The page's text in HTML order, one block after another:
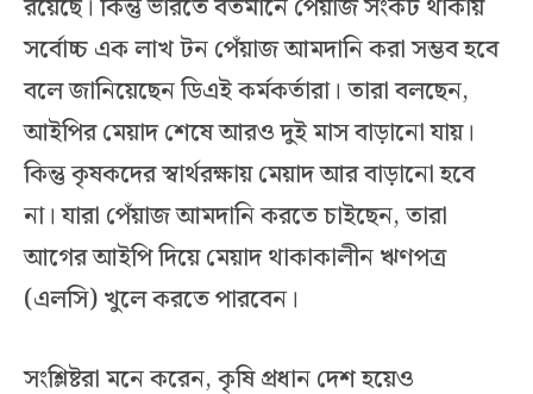
রয়েছে। কিন্তু ভারতে বর্তমানে পেঁয়াজ সংকট থাকায়
সর্বোচ্চ এক লাখ টন পেঁয়াজ আমদানি করা সম্ভব হবে
বলে জানিয়েছেন ডিএই কর্মকর্তারা। তারা বলছেন,
আইপির মেয়াদ শেষে আরও দুই মাস বাড়ানো যায়।
কিন্তু কৃষকদের স্বার্থরক্ষায় মেয়াদ আর বাড়ানো হবে
না। যারা পেঁয়াজ আমদানি করতে চাইছেন, তারা
আগের আইপি দিয়ে মেয়াদ থাকাকালীন ঋণপত্র
(এলসি) খুলে করতে পারবেন।
সংশ্লিষ্টরা মনে করেন, কৃষি প্রধান দেশ হয়েও